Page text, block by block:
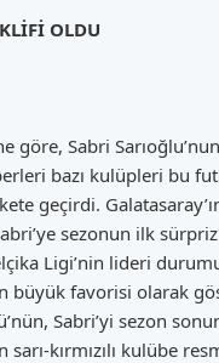
OLDU
göre, Sabri
bazı kulüpleri bu
geçirdi.
sezonun ilk
Ligi’nin lideri
büyük favorisi olarak
Sabri’yi sezon
kırmızılı kulübe